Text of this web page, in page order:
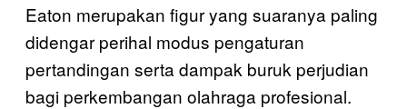
Eaton merupakan figur yang suaranya paling
didengar perihal modus pengaturan
pertandingan serta dampak buruk perjudian
bagi perkembangan olahraga profesional.